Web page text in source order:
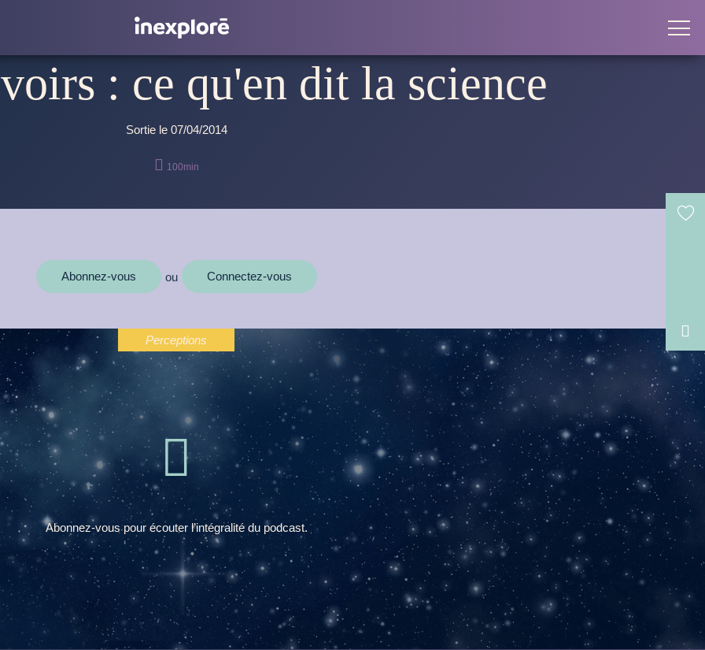
: ce qu'en dit la science
Sortie le 07/04/2014
 100min

Abonnez-vous ou Connectez-vous
Perceptions

Abonnez-vous pour écouter l’intégralité du podcast.